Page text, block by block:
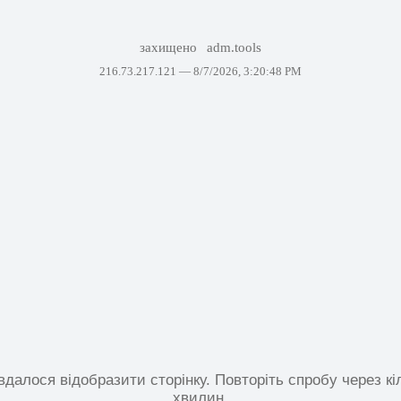
захищено adm.tools
216.73.217.121 — 8/7/2026, 3:20:48 PM
відобразити сторінку. Повторіть спробу через